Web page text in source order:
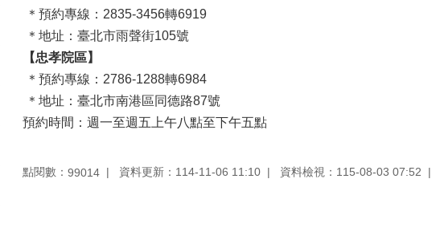
＊預約專線：2835-3456轉6919
＊地址：臺北市雨聲街105號
【忠孝院區】
＊預約專線：2786-1288轉6984
＊地址：臺北市南港區同德路87號
預約時間：週一至週五上午八點至下午五點
點閱數： 99014 資料更新：114-11-06 11:10 資料檢視：115-08-03 07:52